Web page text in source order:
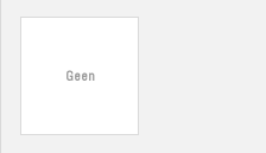
WandrekkenGeen